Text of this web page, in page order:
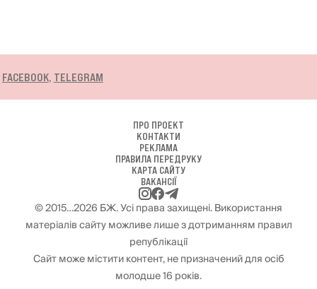
ПРО ПРОЕКТ
КОНТАКТИ
РЕКЛАМА
ПРАВИЛА ПЕРЕДРУКУ
КАРТА САЙТУ
ВАКАНСІЇ
© 2015…2026 БЖ. Усі права захищені. Використання
матеріалів сайту можливе лише з дотриманням правил
републікації
Сайт може містити контент, не призначений для осіб
молодше 16 років.